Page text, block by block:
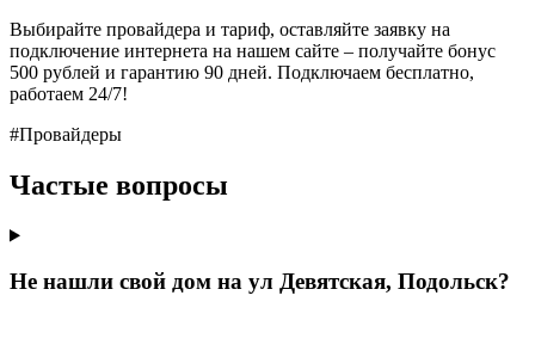
Выбирайте провайдера и тариф, оставляйте заявку на
подключение интернета на нашем сайте – получайте бонус
500 рублей и гарантию 90 дней. Подключаем бесплатно,
работаем 24/7!
#Провайдеры
Частые вопросы
Не нашли свой дом на ул Девятская, Подольск?